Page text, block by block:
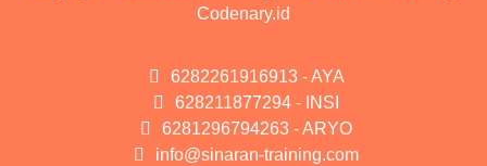
Codenary.id
6282261916913 - AYA
628211877294 - INSI
6281296794263 - ARYO
info@sinaran-training.com